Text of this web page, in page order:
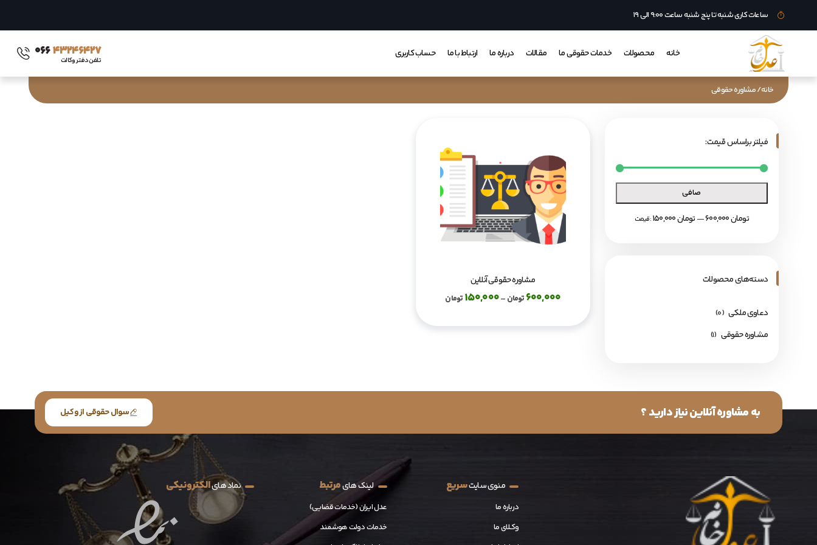
ساعات کاری شنبه تا پنج شنبه ساعت ۹:۰۰ الی ۱۹
خانه محصولات خدمات حقوقی ما مقالات درباره ما ارتباط با ما حساب کاربری ۰۶۶۴۳۲۴۶۴۲۷
تلفن دفتر وکالت
خانه/ مشاوره حقوقی
فیلتر براساس قیمت:
صافی
قيمت: 150,000 تومان — 600,000 تومان
دسته‌های محصولات
دعاوی ملکی (۰)
مشاوره حقوقی (۱)
مشاوره حقوقی آنلاین
600,000 تومان –
150,000 تومان
به مشاوره آنلاین نیاز دارید ؟ سوال حقوقی از وکیل
منوی سایتسریع
درباره ما
وکــلای ما
لینک هایمرتبط
عدل ایران (خدمات قضایی)
خدمات دولت هوشمند
نماد هایالکترونیکی